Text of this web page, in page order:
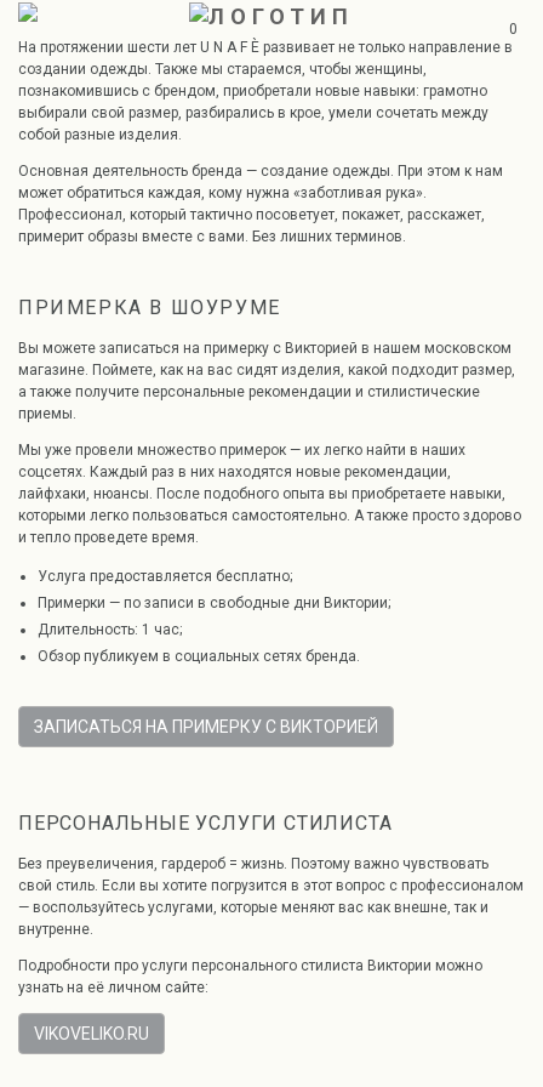
0
На протяжении шести лет U N A F È развивает не только направление в
создании одежды. Также мы стараемся, чтобы женщины,
познакомившись с брендом, приобретали новые навыки: грамотно
выбирали свой размер, разбирались в крое, умели сочетать между
собой разные изделия.
Основная деятельность бренда — создание одежды. При этом к нам
может обратиться каждая, кому нужна «заботливая рука».
Профессионал, который тактично посоветует, покажет, расскажет,
примерит образы вместе с вами. Без лишних терминов.
ПРИМЕРКА В ШОУРУМЕ
Вы можете записаться на примерку с Викторией в нашем московском
магазине. Поймете, как на вас сидят изделия, какой подходит размер,
а также получите персональные рекомендации и стилистические
приемы.
Мы уже провели множество примерок — их легко найти в наших
соцсетях. Каждый раз в них находятся новые рекомендации,
лайфхаки, нюансы. После подобного опыта вы приобретаете навыки,
которыми легко пользоваться самостоятельно. А также просто здорово
и тепло проведете время.
Услуга предоставляется бесплатно;
Примерки — по записи в свободные дни Виктории;
Длительность: 1 час;
Обзор публикуем в социальных сетях бренда.
ЗАПИСАТЬСЯ НА ПРИМЕРКУ С ВИКТОРИЕЙ
ПЕРСОНАЛЬНЫЕ УСЛУГИ СТИЛИСТА
Без преувеличения, гардероб = жизнь. Поэтому важно чувствовать
свой стиль. Если вы хотите погрузится в этот вопрос с профессионалом
— воспользуйтесь услугами, которые меняют вас как внешне, так и
внутренне.
Подробности про услуги персонального стилиста Виктории можно
узнать на её личном сайте:
VIKOVELIKO.RU